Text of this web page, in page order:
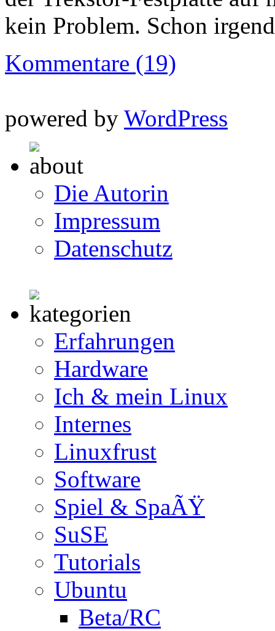
kein Problem. Schon
Kommentare (19)
powered by WordPress
Die Autorin
Impressum
Datenschutz
Erfahrungen
Hardware
Ich & mein Linux
Internes
Linuxfrust
Software
Spiel & SpaÃŸ
SuSE
Tutorials
Ubuntu
Beta/RC